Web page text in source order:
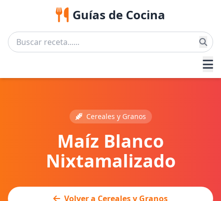
Guías de Cocina
Cereales y Granos
Maíz Blanco
Nixtamalizado
Volver a Cereales y Granos